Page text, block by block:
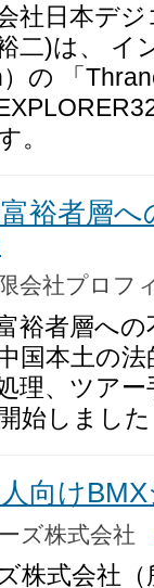
社日本デ
)は、 イ
の 「
。
裕者層
限会社プロ
裕者層へ
国本土の
理、ツア
始しました
向け
ーズ株式会社
株式会社